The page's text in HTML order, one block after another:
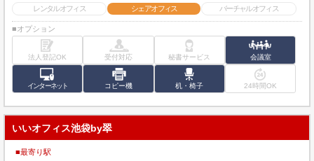
レンタルオフィス
シェアオフィス バーチャルオフィス
■オプション
法人登記OK 受付対応 秘書サービス 会議室
インターネット コピー機 机・椅子 24時間OK
いいオフィス池袋by翠
■最寄り駅